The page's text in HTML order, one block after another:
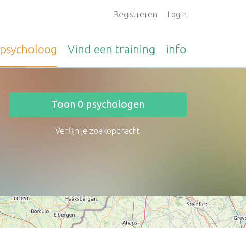
Registreren Login
psycholoog Vind een training info
Toon 0 psychologen
Verfijn je zoekopdracht